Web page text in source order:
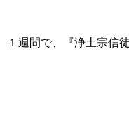
１週間で、『浄土宗信